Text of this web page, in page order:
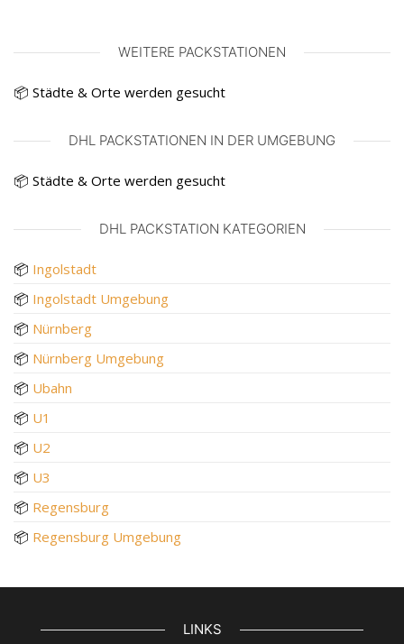
WEITERE PACKSTATIONEN
📦 Städte & Orte werden gesucht
DHL PACKSTATIONEN IN DER UMGEBUNG
📦 Städte & Orte werden gesucht
DHL PACKSTATION KATEGORIEN
📦 Ingolstadt
📦 Ingolstadt Umgebung
📦 Nürnberg
📦 Nürnberg Umgebung
📦 Ubahn
📦 U1
📦 U2
📦 U3
📦 Regensburg
📦 Regensburg Umgebung
LINKS